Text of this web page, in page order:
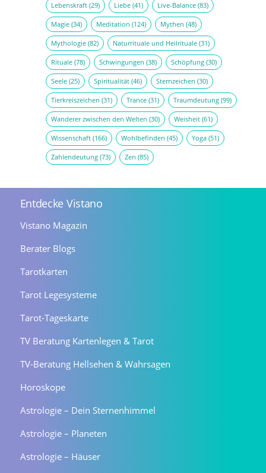
Lebenskraft(29) Liebe(41) Live-Balance(83)
Magie(34) Meditation (124) Mythen (48)
Mythologie(82) Naturrituale und Heilrituale(31)
Rituale(78) Schwingungen (38) Schöpfung(30)
Seele(25) Spiritualität(46) Sternzeichen (30)
Tierkreiszeichen (31) Trance(31) Traumdeutung(99)
Wanderer zwischen den Welten (30) Weisheit(61)
Wissenschaft(166) Wohlbefinden (45) Yoga(51)
Zahlendeutung(73) Zen (85)
Entdecke Vistano
Vistano Magazin
Berater Blogs
Tarotkarten
Tarot Legesysteme
Tarot-Tageskarte
TV Beratung Kartenlegen & Tarot
TV-Beratung Hellsehen & Wahrsagen
Horoskope
Astrologie – Dein Sternenhimmel
Astrologie – Planeten
Astrologie – Häuser